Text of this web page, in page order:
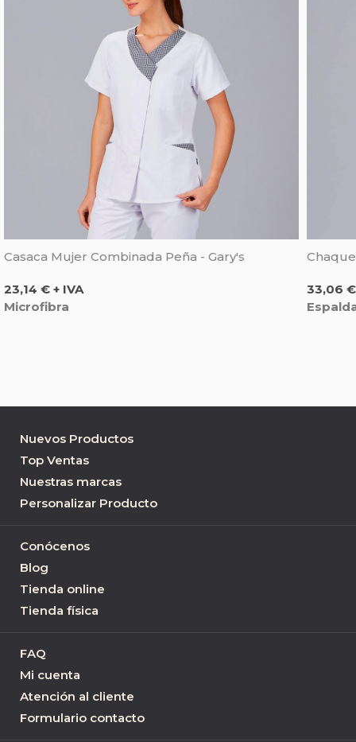
Casaca Mujer Combinada Peña - Gary's
Precio
23,14 € + IVA
Microfibra
Precio
33,06 €
Nuevos Productos
Top Ventas
Nuestras marcas
Personalizar Producto
Conócenos
Blog
Tienda online
Tienda física
FAQ
Mi cuenta
Atención al cliente
Formulario contacto